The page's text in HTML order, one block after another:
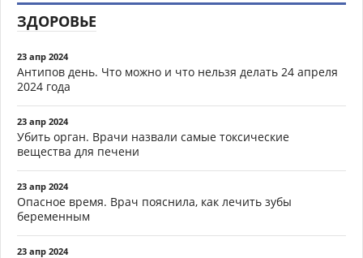
ЗДОРОВЬЕ
23 апр 2024
Антипов день. Что можно и что нельзя делать 24 апреля
2024 года
23 апр 2024
Убить орган. Врачи назвали самые токсические
вещества для печени
23 апр 2024
Опасное время. Врач пояснила, как лечить зубы
беременным
23 апр 2024